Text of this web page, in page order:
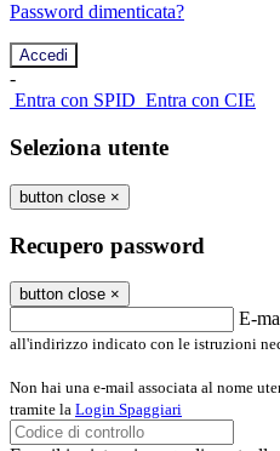
Password dimenticata?
-
Entra con SPID Entra con CIE
Seleziona utente
button close ×
Recupero password
button close ×
E-
all'indirizzo indicato con le istruzioni
Non hai una e-mail associata al nome
tramite la Login Spaggiari